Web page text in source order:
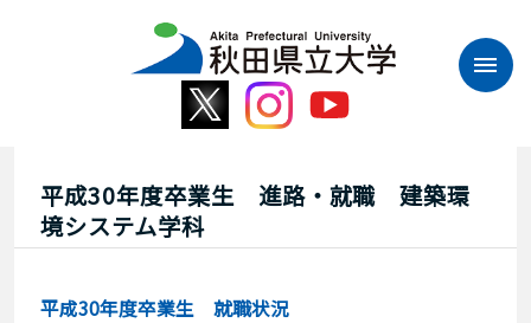
平成30年度卒業生 進路・就職 建築環
境システム学科
平成30年度卒業生 就職状況